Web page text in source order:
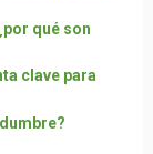
qué son
clave para